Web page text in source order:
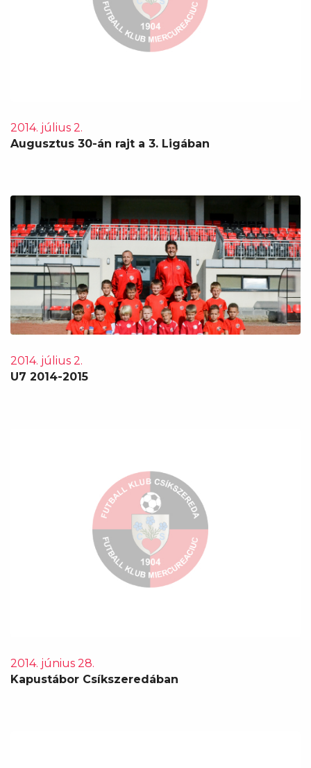
2014. július 2.
Augusztus 30-án rajt a 3. Ligában
2014. július 2.
U7 2014-2015
2014. június 28.
Kapustábor Csíkszeredában